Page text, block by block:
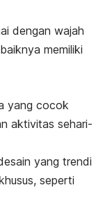
dengan wajah
memiliki
yang cocok
aktivitas sehari-
yang trendi
seperti